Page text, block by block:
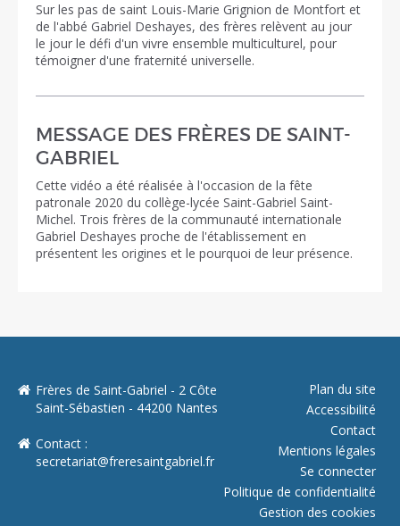
Sur les pas de saint Louis-Marie Grignion de Montfort et
de l'abbé Gabriel Deshayes, des frères relèvent au jour
le jour le défi d'un vivre ensemble multiculturel, pour
témoigner d'une fraternité universelle.
MESSAGE DES FRÈRES DE SAINT-
GABRIEL
Cette vidéo a été réalisée à l'occasion de la fête
patronale 2020 du collège-lycée Saint-Gabriel Saint-
Michel. Trois frères de la communauté internationale
Gabriel Deshayes proche de l'établissement en
présentent les origines et le pourquoi de leur présence.
Plan du site
Accessibilité
Contact
Mentions légales
Se connecter
Politique de confidentialité
Gestion des cookies
Frères de Saint-Gabriel - 2 Côte
Saint-Sébastien - 44200 Nantes
Contact :
secretariat@freresaintgabriel.fr